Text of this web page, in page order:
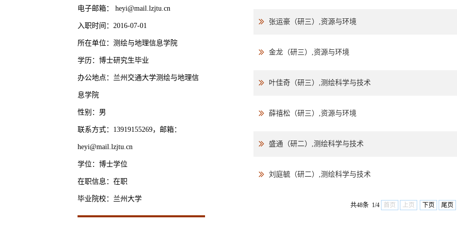
电子邮箱： heyi@mail.lzjtu.cn
入职时间：2016-07-01
所在单位：测绘与地理信息学院
学历：博士研究生毕业
办公地点：兰州交通大学测绘与地理信
息学院
性别：男
联系方式：13919155269，邮箱：
heyi@mail.lzjtu.cn
学位：博士学位
在职信息：在职
毕业院校：兰州大学
张运豪（研三）,资源与环境
金龙（研三）,资源与环境
叶佳奇（研三）,测绘科学与技术
薛禧松（研三）,资源与环境
盛通（研二）,测绘科学与技术
刘庭毓（研二）,测绘科学与技术
共48条 1/4 首页 上页 下页 尾页